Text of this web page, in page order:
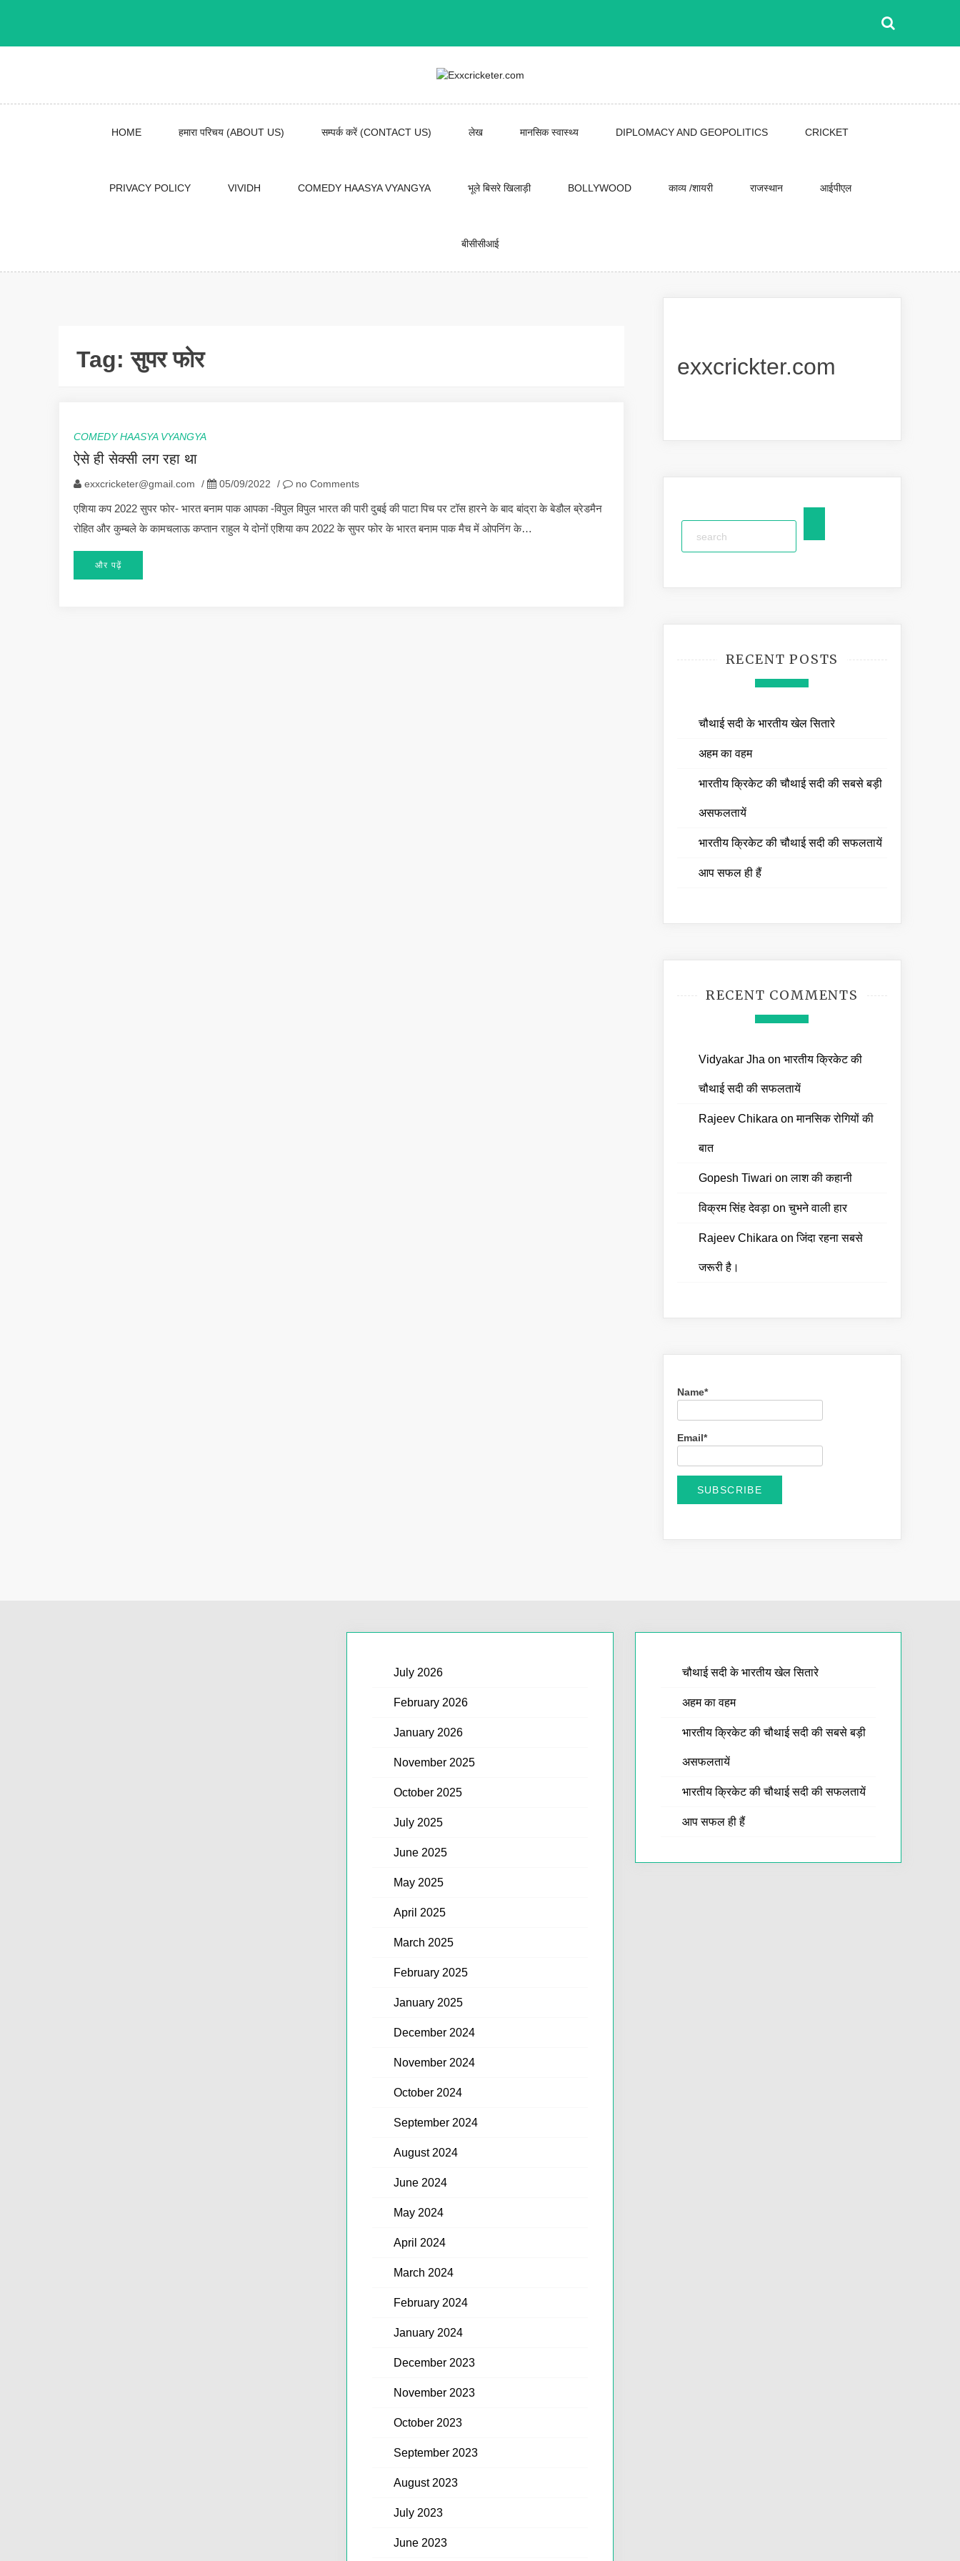
HOME हमारा परिचय (ABOUT US) सम्पर्क करें (CONTACT US) लेख मानसिक स्वास्थ्य DIPLOMACY AND GEOPOLITICS CRICKET
PRIVACY POLICY VIVIDH COMEDY HAASYA VYANGYA भूले बिसरे खिलाड़ी BOLLYWOOD काव्य /शायरी राजस्थान आईपीएल
बीसीसीआई
Tag:सुपर फोर
COMEDY HAASYA VYANGYA
ऐसे ही सेक्सी लग रहा था
exxcricketer@gmail.com / 05/09/2022 / no Comments
एशिया कप 2022 सुपर फोर- भारत बनाम पाक आपका -विपुल विपुल भारत की पारी दुबई की पाटा पिच पर टॉस हारने के बाद बांद्रा के बेडौल ब्रेडमैन
रोहित और कुम्बले के कामचलाऊ कप्तान राहुल ये दोनों एशिया कप 2022 के सुपर फोर के भारत बनाम पाक मैच में ओपनिंग के…
और पढ़ें
exxcrickter.com
RECENT POSTS
चौथाई सदी के भारतीय खेल सितारे
अहम का वहम
भारतीय क्रिकेट की चौथाई सदी की सबसे बड़ी
असफलतायें
भारतीय क्रिकेट की चौथाई सदी की सफलतायें
आप सफल ही हैं
RECENT COMMENTS
Vidyakar Jha on भारतीय क्रिकेट की
चौथाई सदी की सफलतायें
Rajeev Chikara onमानसिक रोगियों की
बात
Gopesh Tiwari onलाश की कहानी
विक्रम सिंह देवड़ाonचुभने वाली हार
Rajeev Chikara onजिंदा रहना सबसे
जरूरी है।
Name*
Email*
July 2026
February 2026
January 2026
November 2025
October 2025
July 2025
June 2025
May 2025
April 2025
March 2025
February 2025
January 2025
December 2024
November 2024
October 2024
September 2024
August 2024
June 2024
May 2024
April 2024
March 2024
February 2024
January 2024
December 2023
November 2023
October 2023
September 2023
August 2023
July 2023
June 2023
चौथाई सदी के भारतीय खेल सितारे
अहम का वहम
भारतीय क्रिकेट की चौथाई सदी की सबसे बड़ी
असफलतायें
भारतीय क्रिकेट की चौथाई सदी की सफलतायें
आप सफल ही हैं